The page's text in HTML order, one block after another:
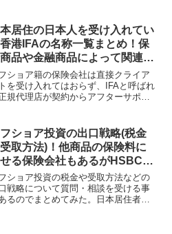
った。契約での注意点をまとめてみ
本居住の日本人を受け入れてい
港IFAの名称一覧まとめ！保
品や金融商品によって関連会
活用している正規代理店が多
ショア籍の保険会社は直接クライア
を受け入れてはおらず、IFAと呼ばれ
規代理店が契約からアフターサポー
が異なってくるので、詳細はIFAに確
べし。
ショア投資の出口戦略(税金
取方法)！他商品の保険料に
る保険会社もあるがHSBC香
どの銀行口座を持っておいた
良い！
ショア投資の税金や受取方法などの
戦略について質問・相談を受ける事
るのでまとめてみた。日本居住者は